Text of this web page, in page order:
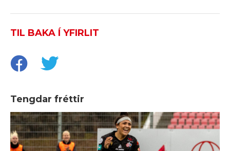
TIL BAKA Í YFIRLIT
Tengdar fréttir